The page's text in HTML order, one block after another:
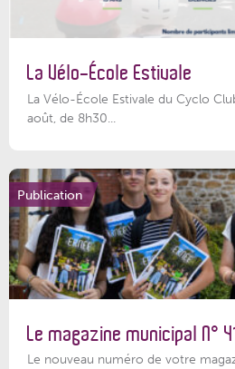
La Vélo-École Estivale
La Vélo-École Estivale du Cyclo
août, de 8h30...
Publication
Le magazine municipal N°
Le nouveau numéro de votre